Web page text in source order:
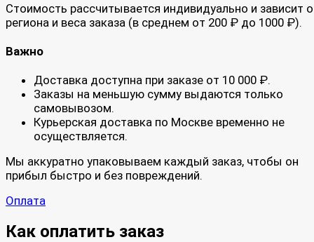
Стоимость рассчитывается индивидуально и зависит
региона и веса заказа (в среднем от 200 ₽ до 1000 ₽).
Важно
Доставка доступна при заказе от 10 000 ₽.
Заказы на меньшую сумму выдаются только
самовывозом.
Курьерская доставка по Москве временно не
осуществляется.
Мы аккуратно упаковываем каждый заказ, чтобы он
прибыл быстро и без повреждений.
Оплата
Как оплатить заказ